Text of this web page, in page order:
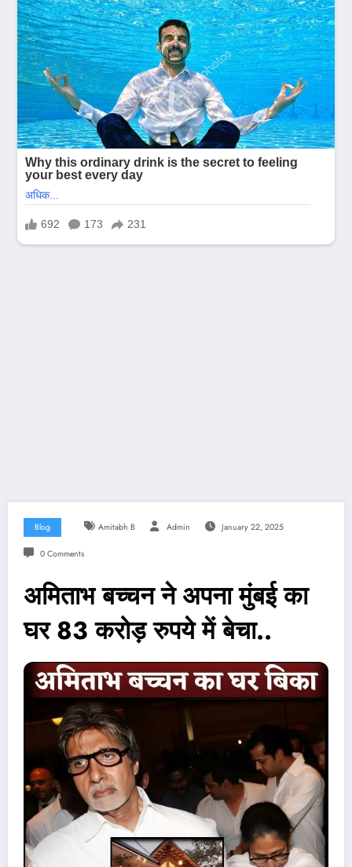
Blog Amitabh B Admin January 22, 2025
0 Comments
अमिताभ बच्चन ने अपना मुंबई का
घर 83 करोड़ रुपये में बेचा..